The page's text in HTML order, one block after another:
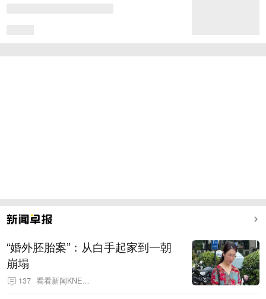
“婚外胚胎案”：从白手起家到一朝
崩塌
137 看看新闻KNEWS